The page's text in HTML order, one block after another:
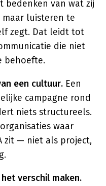
bedenken van wat zij
luisteren te
zegt. Dat leidt tot
die niet
behoefte.
een cultuur. Een
campagne rond
niets structureels.
waar
zit — niet als project,
verschil maken.